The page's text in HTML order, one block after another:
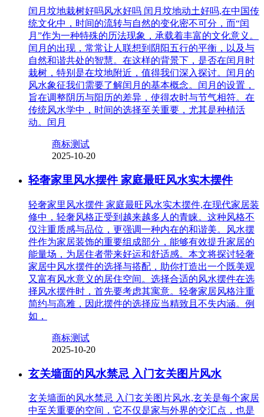
闰月坟地栽树好吗风水好吗 闰月坟地动土好吗,在中国传
统文化中，时间的流转与自然的变化密不可分，而“闰
月”作为一种特殊的历法现象，承载着丰富的文化意义。
闰月的出现，常常让人联想到阴阳五行的平衡，以及与
自然和谐共处的智慧。在这样的背景下，是否在闰月时
栽树，特别是在坟地附近，值得我们深入探讨。闰月的
风水象征我们需要了解闰月的基本概念。闰月的设置，
旨在调整阴历与阳历的差异，使得农时与节气相符。在
传统风水学中，时间的选择至关重要，尤其是种植活
动。闰月
商标测试
2025-10-20
轻奢家里风水摆件 家庭最旺风水实木摆件
轻奢家里风水摆件 家庭最旺风水实木摆件,在现代家居装
修中，轻奢风格正受到越来越多人的青睐。这种风格不
仅注重质感与品位，更强调一种内在的和谐美。风水摆
件作为家居装饰的重要组成部分，能够有效提升家居的
能量场，为居住者带来好运和舒适感。本文将探讨轻奢
家居中风水摆件的选择与搭配，助你打造出一个既美观
又富有风水意义的居住空间。选择合适的风水摆件在选
择风水摆件时，首先要考虑其寓意。轻奢家居风格注重
简约与高雅，因此摆件的选择应当精致且不失内涵。例
如，
商标测试
2025-10-20
玄关墙面的风水禁忌 入门玄关图片风水
玄关墙面的风水禁忌 入门玄关图片风水,玄关是每个家居
中至关重要的空间，它不仅是家与外界的交汇点，也是